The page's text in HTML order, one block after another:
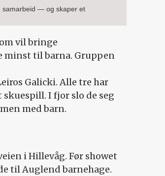
samarbeid — og skaper et
vil bringe
minst til barna. Gruppen
Galicki. Alle tre har
I fjor slo de seg
med barn.
i Hillevåg. Før showet
til Auglend barnehage.